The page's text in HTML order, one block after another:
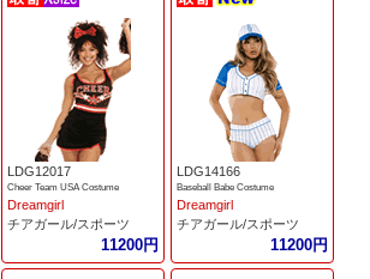
LDG12017
Cheer Team USA Costume
Dreamgirl
チアガール/スポーツ
11200円
LDG14166
Baseball Babe Costume
Dreamgirl
チアガール/スポーツ
11200円